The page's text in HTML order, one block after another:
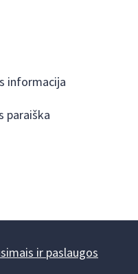
informacija
paraiška
ir paslaugos